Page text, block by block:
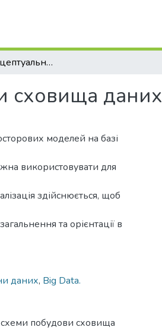
Розробка концептуальної схеми побудови сховища даних
сховища даних
моделей на базі
використовувати для
здійснюється, щоб
та орієнтації в
даних, Big Data.
побудови сховища